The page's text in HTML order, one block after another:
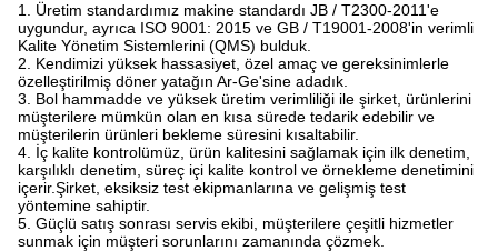
1. Üretim standardımız makine standardı JB / T2300-2011'e
uygundur, ayrıca ISO 9001: 2015 ve GB / T19001-2008'in verimli
Kalite Yönetim Sistemlerini (QMS) bulduk.
2. Kendimizi yüksek hassasiyet, özel amaç ve gereksinimlerle
özelleştirilmiş döner yatağın Ar-Ge'sine adadık.
3. Bol hammadde ve yüksek üretim verimliliği ile şirket, ürünlerini
müşterilere mümkün olan en kısa sürede tedarik edebilir ve
müşterilerin ürünleri bekleme süresini kısaltabilir.
4. İç kalite kontrolümüz, ürün kalitesini sağlamak için ilk denetim,
karşılıklı denetim, süreç içi kalite kontrol ve örnekleme denetimini
içerir.Şirket, eksiksiz test ekipmanlarına ve gelişmiş test
yöntemine sahiptir.
5. Güçlü satış sonrası servis ekibi, müşterilere çeşitli hizmetler
sunmak için müşteri sorunlarını zamanında çözmek.